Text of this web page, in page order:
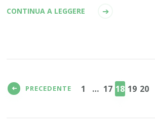
CONTINUA A LEGGERE
degli
PRECEDENTE PAGINA
1 … PAGINA
17 PAGINA
18 19 20